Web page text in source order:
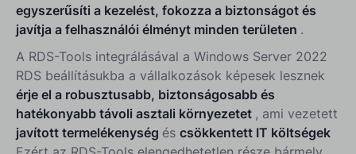
egyszerűsíti a kezelést, fokozza a biztonságot és
javítja a felhasználói élményt minden területen .
A RDS-Tools integrálásával a Windows Server 2022
RDS beállításukba a vállalkozások képesek lesznek
érje el a robusztusabb, biztonságosabb és
hatékonyabb távoli asztali környezetet , ami vezetett
javított termelékenység és csökkentett IT költségek